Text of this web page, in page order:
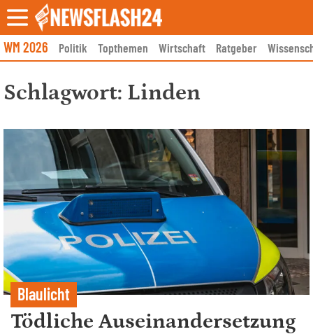
Skip
to
content
WM 2026 Politik Topthemen Wirtschaft Ratgeber
Schlagwort: Linden
Blaulicht
Tödliche Auseinandersetzung